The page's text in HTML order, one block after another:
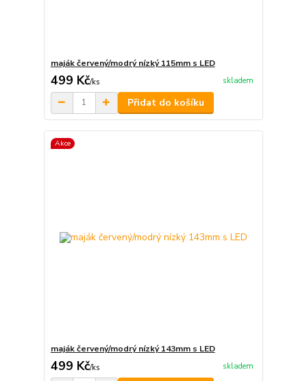
maják červený/modrý nízký 115mm s LED
499 Kč/ks skladem
Přidat do košíku
Akce
maják červený/modrý nízký 143mm s LED
499 Kč/ks skladem